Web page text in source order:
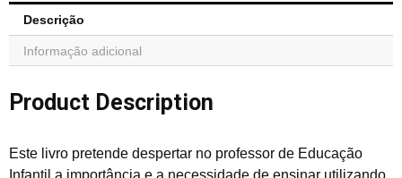
Descrição
Informação adicional
Product Description
Este livro pretende despertar no professor de Educação
Infantil a importância e a necessidade de ensinar utilizando